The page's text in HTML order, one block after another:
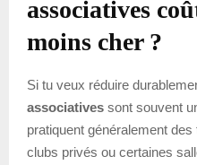
associatives
moins cher ?
Si tu veux réduire
associatives sont souvent
pratiquent généralement
clubs privés ou certaines